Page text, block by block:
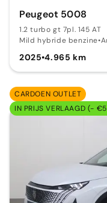
Peugeot 5008
1.2 turbo gt 7pl. 145 AT
Mild hybride benzine•
2025•4.965 km
CARDOEN OUTLET
IN PRIJS VERLAAGD (-